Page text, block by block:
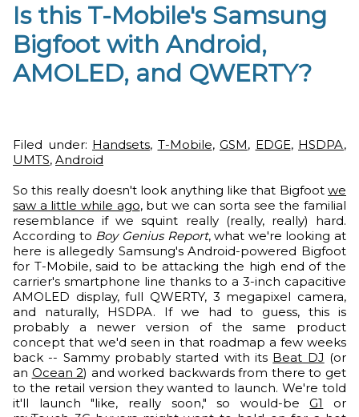
Is this T-Mobile's Samsung
Bigfoot with Android,
AMOLED, and QWERTY?
Filed under: Handsets, T-Mobile, GSM, EDGE, HSDPA,
UMTS, Android
So this really doesn't look anything like that Bigfoot we
saw a little while ago, but we can sorta see the familial
resemblance if we squint really (really, really) hard.
According to Boy Genius Report, what we're looking at
here is allegedly Samsung's Android-powered Bigfoot
for T-Mobile, said to be attacking the high end of the
carrier's smartphone line thanks to a 3-inch capacitive
AMOLED display, full QWERTY, 3 megapixel camera,
and naturally, HSDPA. If we had to guess, this is
probably a newer version of the same product
concept that we'd seen in that roadmap a few weeks
back -- Sammy probably started with its Beat DJ (or
an Ocean 2) and worked backwards from there to get
to the retail version they wanted to launch. We're told
it'll launch "like, really soon," so would-beG1
or